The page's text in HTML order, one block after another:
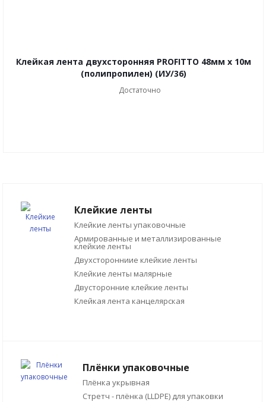
Клейкая лента двухсторонняя PROFITTO 48мм х 10м
(полипропилен) (ИУ/36)
Достаточно
Клейкие ленты
Клейкие ленты упаковочные
Армированные и металлизированные
клейкие ленты
Двухсторонниие клейкие ленты
Клейкие ленты малярные
Двусторонние клейкие ленты
Клейкая лента канцелярская
Плёнки упаковочные
Плёнка укрывная
Стретч - плёнка (LLDPE) для упаковки